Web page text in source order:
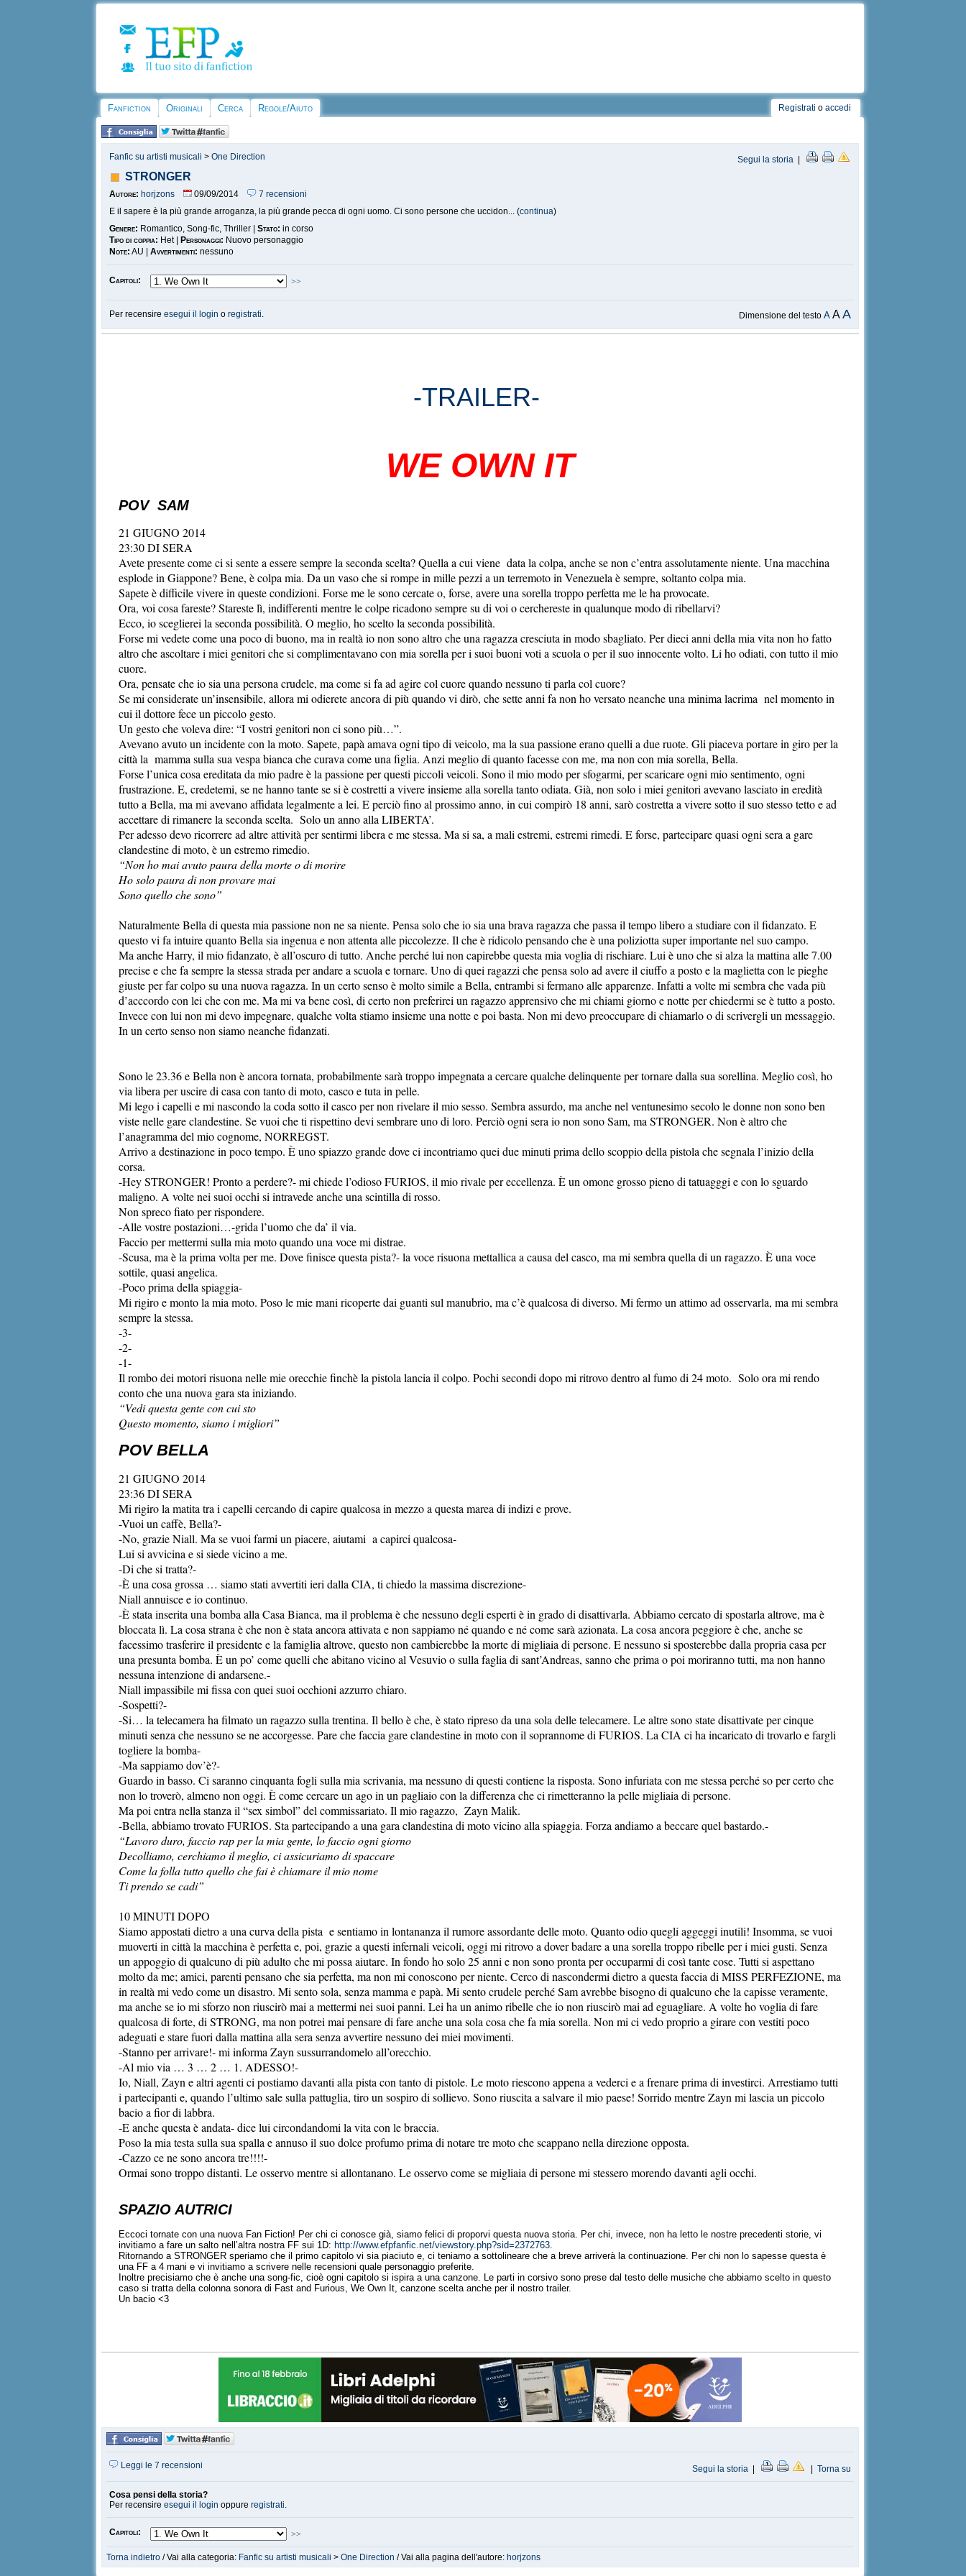
Fanfiction Originali Cerca Regole/Aiuto Registrati o accedi
Fanfic su artisti musicali >One Direction Segui la storia |
STRONGER
Autore: horjzons 09/09/2014
7 recensioni
E il sapere è la più grande arroganza, la più grande pecca di ogni uomo. Ci sono persone che uccidon... (continua)
Genere: Romantico, Song-fic, Thriller |Stato: in corso
Tipo di coppia: Het | Personaggi: Nuovo personaggio
Note: AU |Avvertimenti: nessuno
Capitoli: >>
Per recensireesegui il login oregistrati. Dimensione del testoA AA
-TRAILER-
WE OWN IT
POV SAM
21 GIUGNO 2014
23:30 DI SERA
Avete presente come ci si sente a essere sempre la seconda scelta? Quella a cui viene data la colpa, anche se non c’entra assolutamente niente. Una macchina
esplode in Giappone? Bene, è colpa mia. Da un vaso che si rompe in mille pezzi a un terremoto in Venezuela è sempre, soltanto colpa mia.
Sapete è difficile vivere in queste condizioni. Forse me le sono cercate o, forse, avere una sorella troppo perfetta me le ha provocate.
Ora, voi cosa fareste? Stareste lì, indifferenti mentre le colpe ricadono sempre su di voi o cerchereste in qualunque modo di ribellarvi?
Ecco, io sceglierei la seconda possibilità. O meglio, ho scelto la seconda possibilità.
Forse mi vedete come una poco di buono, ma in realtà io non sono altro che una ragazza cresciuta in modo sbagliato. Per dieci anni della mia vita non ho fatto
altro che ascoltare i miei genitori che si complimentavano con mia sorella per i suoi buoni voti a scuola o per il suo innocente volto. Li ho odiati, con tutto il mio
cuore.
Ora, pensate che io sia una persona crudele, ma come si fa ad agire col cuore quando nessuno ti parla col cuore?
Se mi considerate un’insensibile, allora mi odierete ancora di più quando vi dirò, che sette anni fa non ho versato neanche una minima lacrima nel momento in
cui il dottore fece un piccolo gesto.
Un gesto che voleva dire: “I vostri genitori non ci sono più…”.
Avevano avuto un incidente con la moto. Sapete, papà amava ogni tipo di veicolo, ma la sua passione erano quelli a due ruote. Gli piaceva portare in giro per la
città la mamma sulla sua vespa bianca che curava come una figlia. Anzi meglio di quanto facesse con me, ma non con mia sorella, Bella.
Forse l’unica cosa ereditata da mio padre è la passione per questi piccoli veicoli. Sono il mio modo per sfogarmi, per scaricare ogni mio sentimento, ogni
frustrazione. E, credetemi, se ne hanno tante se si è costretti a vivere insieme alla sorella tanto odiata. Già, non solo i miei genitori avevano lasciato in eredità
tutto a Bella, ma mi avevano affidata legalmente a lei. E perciò fino al prossimo anno, in cui compirò 18 anni, sarò costretta a vivere sotto il suo stesso tetto e ad
accettare di rimanere la seconda scelta. Solo un anno alla LIBERTA’.
Per adesso devo ricorrere ad altre attività per sentirmi libera e me stessa. Ma si sa, a mali estremi, estremi rimedi. E forse, partecipare quasi ogni sera a gare
clandestine di moto, è un estremo rimedio.
“Non ho mai avuto paura della morte o di morire
Ho solo paura di non provare mai
Sono quello che sono”
Naturalmente Bella di questa mia passione non ne sa niente. Pensa solo che io sia una brava ragazza che passa il tempo libero a studiare con il fidanzato. E
questo vi fa intuire quanto Bella sia ingenua e non attenta alle piccolezze. Il che è ridicolo pensando che è una poliziotta super importante nel suo campo.
Ma anche Harry, il mio fidanzato, è all’oscuro di tutto. Anche perché lui non capirebbe questa mia voglia di rischiare. Lui è uno che si alza la mattina alle 7.00
precise e che fa sempre la stessa strada per andare a scuola e tornare. Uno di quei ragazzi che pensa solo ad avere il ciuffo a posto e la maglietta con le pieghe
giuste per far colpo su una nuova ragazza. In un certo senso è molto simile a Bella, entrambi si fermano alle apparenze. Infatti a volte mi sembra che vada più
d’acccordo con lei che con me. Ma mi va bene così, di certo non preferirei un ragazzo apprensivo che mi chiami giorno e notte per chiedermi se è tutto a posto.
Invece con lui non mi devo impegnare, qualche volta stiamo insieme una notte e poi basta. Non mi devo preoccupare di chiamarlo o di scrivergli un messaggio.
In un certo senso non siamo neanche fidanzati.
Sono le 23.36 e Bella non è ancora tornata, probabilmente sarà troppo impegnata a cercare qualche delinquente per tornare dalla sua sorellina. Meglio così, ho
via libera per uscire di casa con tanto di moto, casco e tuta in pelle.
Mi lego i capelli e mi nascondo la coda sotto il casco per non rivelare il mio sesso. Sembra assurdo, ma anche nel ventunesimo secolo le donne non sono ben
viste nelle gare clandestine. Se vuoi che ti rispettino devi sembrare uno di loro. Perciò ogni sera io non sono Sam, ma STRONGER. Non è altro che
l’anagramma del mio cognome, NORREGST.
Arrivo a destinazione in poco tempo. È uno spiazzo grande dove ci incontriamo quei due minuti prima dello scoppio della pistola che segnala l’inizio della
corsa.
-Hey STRONGER! Pronto a perdere?- mi chiede l’odioso FURIOS, il mio rivale per eccellenza. È un omone grosso pieno di tatuagggi e con lo sguardo
maligno. A volte nei suoi occhi si intravede anche una scintilla di rosso.
Non spreco fiato per rispondere.
-Alle vostre postazioni…-grida l’uomo che da’ il via.
Faccio per mettermi sulla mia moto quando una voce mi distrae.
-Scusa, ma è la prima volta per me. Dove finisce questa pista?- la voce risuona mettallica a causa del casco, ma mi sembra quella di un ragazzo. È una voce
sottile, quasi angelica.
-Poco prima della spiaggia-
Mi rigiro e monto la mia moto. Poso le mie mani ricoperte dai guanti sul manubrio, ma c’è qualcosa di diverso. Mi fermo un attimo ad osservarla, ma mi sembra
sempre la stessa.
-3-
-2-
-1-
Il rombo dei motori risuona nelle mie orecchie finchè la pistola lancia il colpo. Pochi secondi dopo mi ritrovo dentro al fumo di 24 moto. Solo ora mi rendo
conto che una nuova gara sta iniziando.
“Vedi questa gente con cui sto
Questo momento, siamo i migliori”
POV BELLA
21 GIUGNO 2014
23:36 DI SERA
Mi rigiro la matita tra i capelli cercando di capire qualcosa in mezzo a questa marea di indizi e prove.
-Vuoi un caffè, Bella?-
-No, grazie Niall. Ma se vuoi farmi un piacere, aiutami a capirci qualcosa-
Lui si avvicina e si siede vicino a me.
-Di che si tratta?-
-È una cosa grossa … siamo stati avvertiti ieri dalla CIA, ti chiedo la massima discrezione-
Niall annuisce e io continuo.
-È stata inserita una bomba alla Casa Bianca, ma il problema è che nessuno degli esperti è in grado di disattivarla. Abbiamo cercato di spostarla altrove, ma è
bloccata lì. La cosa strana è che non è stata ancora attivata e non sappiamo né quando e né come sarà azionata. La cosa ancora peggiore è che, anche se
facessimo trasferire il presidente e la famiglia altrove, questo non cambierebbe la morte di migliaia di persone. E nessuno si sposterebbe dalla propria casa per
una presunta bomba. È un po’ come quelli che abitano vicino al Vesuvio o sulla faglia di sant’Andreas, sanno che prima o poi moriranno tutti, ma non hanno
nessuna intenzione di andarsene.-
Niall impassibile mi fissa con quei suoi occhioni azzurro chiaro.
-Sospetti?-
-Si… la telecamera ha filmato un ragazzo sulla trentina. Il bello è che, è stato ripreso da una sola delle telecamere. Le altre sono state disattivate per cinque
minuti senza che nessuno se ne accorgesse. Pare che faccia gare clandestine in moto con il soprannome di FURIOS. La CIA ci ha incaricato di trovarlo e fargli
togliere la bomba-
-Ma sappiamo dov’è?-
Guardo in basso. Ci saranno cinquanta fogli sulla mia scrivania, ma nessuno di questi contiene la risposta. Sono infuriata con me stessa perché so per certo che
non lo troverò, almeno non oggi. È come cercare un ago in un pagliaio con la differenza che ci rimetteranno la pelle migliaia di persone.
Ma poi entra nella stanza il “sex simbol” del commissariato. Il mio ragazzo, Zayn Malik.
-Bella, abbiamo trovato FURIOS. Sta partecipando a una gara clandestina di moto vicino alla spiaggia. Forza andiamo a beccare quel bastardo.-
“Lavoro duro, faccio rap per la mia gente, lo faccio ogni giorno
Decolliamo, cerchiamo il meglio, ci assicuriamo di spaccare
Come la folla tutto quello che fai è chiamare il mio nome
Ti prendo se cadi”
10 MINUTI DOPO
Siamo appostati dietro a una curva della pista e sentiamo in lontananza il rumore assordante delle moto. Quanto odio quegli aggeggi inutili! Insomma, se vuoi
muoverti in città la macchina è perfetta e, poi, grazie a questi infernali veicoli, oggi mi ritrovo a dover badare a una sorella troppo ribelle per i miei gusti. Senza
un appoggio di qualcuno di più adulto che mi possa aiutare. In fondo ho solo 25 anni e non sono pronta per occuparmi di così tante cose. Tutti si aspettano
molto da me; amici, parenti pensano che sia perfetta, ma non mi conoscono per niente. Cerco di nascondermi dietro a questa faccia di MISS PERFEZIONE, ma
in realtà mi vedo come un disastro. Mi sento sola, senza mamma e papà. Mi sento crudele perché Sam avrebbe bisogno di qualcuno che la capisse veramente,
ma anche se io mi sforzo non riuscirò mai a mettermi nei suoi panni. Lei ha un animo ribelle che io non riuscirò mai ad eguagliare. A volte ho voglia di fare
qualcosa di forte, di STRONG, ma non potrei mai pensare di fare anche una sola cosa che fa mia sorella. Non mi ci vedo proprio a girare con vestiti poco
adeguati e stare fuori dalla mattina alla sera senza avvertire nessuno dei miei movimenti.
-Stanno per arrivare!- mi informa Zayn sussurrandomelo all’orecchio.
-Al mio via … 3 … 2 … 1. ADESSO!-
Io, Niall, Zayn e altri agenti ci postiamo davanti alla pista con tanto di pistole. Le moto riescono appena a vederci e a frenare prima di investirci. Arrestiamo tutti
i partecipanti e, quando l’ultimo sale sulla pattuglia, tiro un sospiro di sollievo. Sono riuscita a salvare il mio paese! Sorrido mentre Zayn mi lascia un piccolo
bacio a fior di labbra.
-E anche questa è andata- dice lui circondandomi la vita con le braccia.
Poso la mia testa sulla sua spalla e annuso il suo dolce profumo prima di notare tre moto che scappano nella direzione opposta.
-Cazzo ce ne sono ancora tre!!!!-
Ormai sono troppo distanti. Le osservo mentre si allontanano. Le osservo come se migliaia di persone mi stessero morendo davanti agli occhi.
SPAZIO AUTRICI
Eccoci tornate con una nuova Fan Fiction! Per chi ci conosce già, siamo felici di proporvi questa nuova storia. Per chi, invece, non ha letto le nostre precedenti storie, vi
invitiamo a fare un salto nell’altra nostra FF sui 1D: http://www.efpfanfic.net/viewstory.php?sid=2372763
Ritornando a STRONGER speriamo che il primo capitolo vi sia piaciuto e, ci teniamo a sottolineare che a breve arriverà la continuazione. Per chi non lo sapesse questa è
una FF a 4 mani e vi invitiamo a scrivere nelle recensioni quale personaggio preferite.
Inoltre precisiamo che è anche una song-fic, cioè ogni capitolo si ispira a una canzone. Le parti in corsivo sono prese dal testo delle musiche che abbiamo scelto in questo
caso si tratta della colonna sonora di Fast and Furious, We Own It, canzone scelta anche per il nostro trailer.
Un bacio <3
Leggi le 7 recensioni Segui la storia | |Torna su
Cosa pensi della storia?
Per recensireesegui il login oppureregistrati.
Capitoli: >>
Torna indietro / Vai alla categoria: Fanfic su artisti musicali >One Direction / Vai alla pagina dell'autore:horjzons